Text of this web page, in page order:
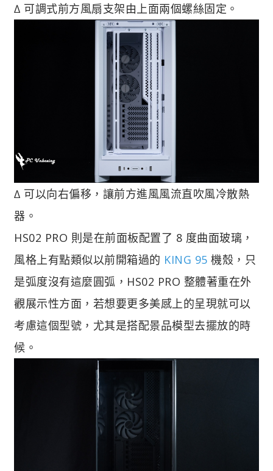
∆ 可調式前方風扇支架由上面兩個螺絲固定。
∆ 可以向右偏移，讓前方進風風流直吹風冷散熱
器。
HS02 PRO 則是在前面板配置了 8 度曲面玻璃，
風格上有點類似以前開箱過的 KING 95 機殼，只
是弧度沒有這麼圓弧，HS02 PRO 整體著重在外
觀展示性方面，若想要更多美感上的呈現就可以
考慮這個型號，尤其是搭配景品模型去擺放的時
候。